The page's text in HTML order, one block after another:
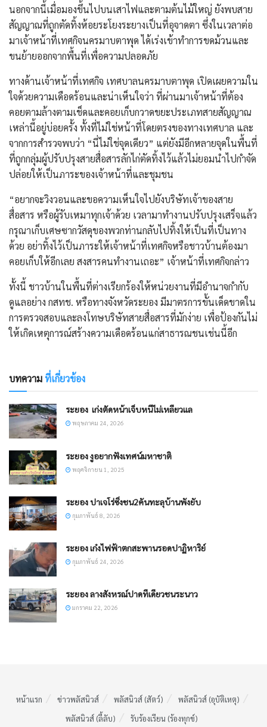
นอกจากนี้เมื่อมองขึ้นไปบนเสาไฟและตามต้นไม้ใหญ่ ยังพบสาย
สัญญาณที่ถูกตัดทิ้งห้อยระโยงระยางเป็นที่อุจาดตา ซึ่งในเวลาต่อ
มาเจ้าหน้าที่เทศกิจนครมาบตาพุด ได้เร่งเข้าทำการขดม้วนและ
ขนย้ายออกจากพื้นที่เพื่อความปลอดภัย
ทางด้านเจ้าหน้าที่เทศกิจ เทศบาลนครมาบตาพุด เปิดเผยความใน
ใจด้วยความเดือดร้อนและน่าเห็นใจว่า ที่ผ่านมาเจ้าหน้าที่ต้อง
คอยตามล้างตามเช็ดและคอยเก็บกวาดขยะประเภทสายสัญญาณ
เหล่านี้อยู่บ่อยครั้ง ทั้งที่ไม่ใช่หน้าที่โดยตรงของทางเทศบาล และ
จากการสำรวจพบว่า “นี่ไม่ใช่จุดเดียว” แต่ยังมีอีกหลายจุดในพื้นที่
ที่ถูกกลุ่มผู้ปรับปรุงสายสื่อสารลักไก่ตัดทิ้งไว้แล้วไม่ยอมนำไปกำจัด
ปล่อยให้เป็นภาระของเจ้าหน้าที่และชุมชน
“อยากจะวิงวอนและขอความเห็นใจไปยังบริษัทเจ้าของสาย
สื่อสาร หรือผู้รับเหมาทุกเจ้าด้วย เวลามาทำงานปรับปรุงเสร็จแล้ว
กรุณาเก็บเศษซากวัสดุของพวกท่านกลับไปทิ้งให้เป็นที่เป็นทาง
ด้วย อย่าทิ้งไว้เป็นภาระให้เจ้าหน้าที่เทศกิจหรือชาวบ้านต้องมา
คอยเก็บให้อีกเลย สงสารคนทำงานเถอะ” เจ้าหน้าที่เทศกิจกล่าว
ทั้งนี้ ชาวบ้านในพื้นที่ต่างเรียกร้องให้หน่วยงานที่มีอำนาจกำกับ
ดูแลอย่าง กสทช. หรือทางจังหวัดระยอง มีมาตรการขั้นเด็ดขาดใน
การตรวจสอบและลงโทษบริษัทสายสื่อสารที่มักง่าย เพื่อป้องกันไม่
ให้เกิดเหตุการณ์สร้างความเดือดร้อนแก่สาธารณชนเช่นนี้อีก
บทความที่เกี่ยวข้อง
ระยอง ​ เก่งตัดหน้าเจ็บหนีไม่เหลียวแล
พฤษภาคม 24, 2026
ระยอง งูอยากฟังเทศน์มหาชาติ
พฤศจิกายน 1, 2025
ระยอง ปาเจโร่ซิ่งชน2คันทะลุบ้านพังยับ
กุมภาพันธ์ 8, 2026
ระยอง เก๋งไฟฟ้าตกสะพานรอดปาฏิหาริย์
กุมภาพันธ์ 24, 2026
ระยอง ลางสังหรณ์ปาดทีเดียวชนระนาว
มกราคม 22, 2026
หน้าแรก ข่าวพลัสนิวส์ พลัสนิวส์ (สัตว์)
พลัสนิวส์ (อุบัติเหตุ)
พลัสนิวส์ (ลี้ลับ)
รับร้องเรียน (ร้องทุกข์)